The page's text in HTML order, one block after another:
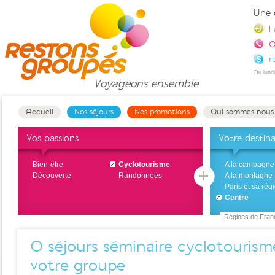
Voyageons ensemble
Accueil Nos séjours Nos promotions Qui sommes
Vos passions
Bien-être
Cyclotourisme
Découverte
Randonnées
Votre
A la campagne
A la montagne
Paris et sa
Centre
Régions de
0 séjours séminaire
votre groupe
Une
Du